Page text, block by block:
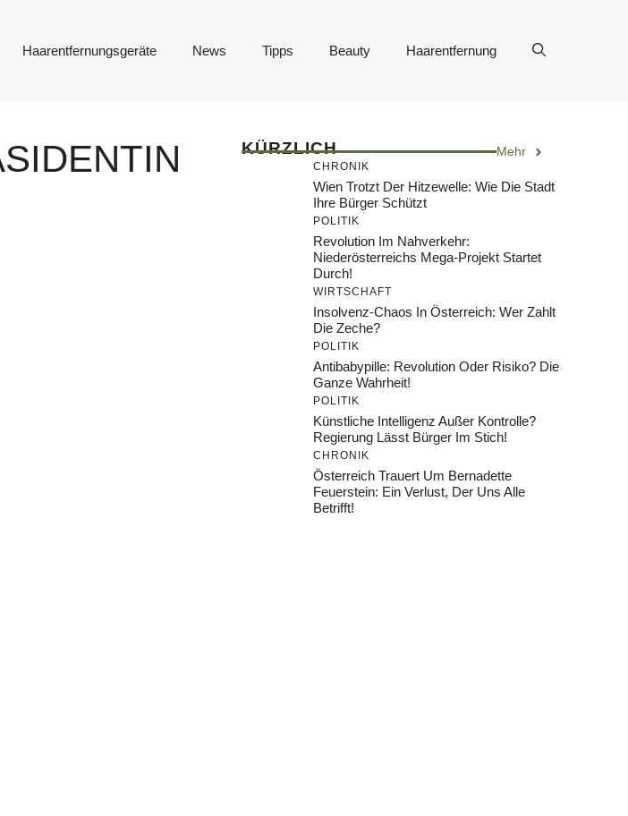
Haarentfernungsgeräte News Tipps Beauty Haarentfernung
KÜRZLICH Mehr
CHRONIK
Wien Trotzt Der Hitzewelle: Wie Die Stadt
Ihre Bürger Schützt
POLITIK
Revolution Im Nahverkehr:
Niederösterreichs Mega-Projekt Startet
Durch!
WIRTSCHAFT
Insolvenz-Chaos In Österreich: Wer Zahlt
Die Zeche?
POLITIK
Antibabypille: Revolution Oder Risiko? Die
Ganze Wahrheit!
POLITIK
Künstliche Intelligenz Außer Kontrolle?
Regierung Lässt Bürger Im Stich!
CHRONIK
Österreich Trauert Um Bernadette
Feuerstein: Ein Verlust, Der Uns Alle
Betrifft!